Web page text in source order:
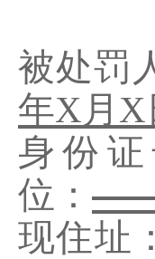
被处罚
年X月 X
身份
位 ：
现住址 ：